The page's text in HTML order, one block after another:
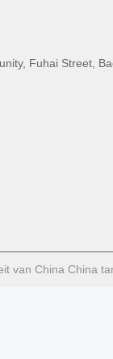
Fuhai Street,
van China China